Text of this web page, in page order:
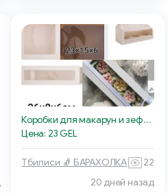
Коробки для макарун и зефира
Цена: 23 GEL
Тбилиси 🧦 БАРАХОЛКА
22
20 дней назад